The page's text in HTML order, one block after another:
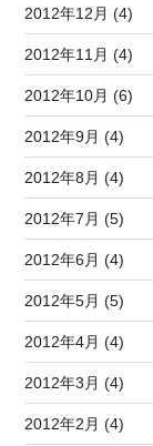
2012年12月 (4)
2012年11月 (4)
2012年10月 (6)
2012年9月 (4)
2012年8月 (4)
2012年7月 (5)
2012年6月 (4)
2012年5月 (5)
2012年4月 (4)
2012年3月 (4)
2012年2月 (4)